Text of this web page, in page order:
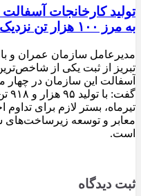
تولید کارخانجات
به مرز ۱۰۰ هزار تن نزدیک شد
مدیرعامل سازمان عمران و
تبریز از ثبت یکی از
تیرماه، بستر لازم برای
معابر و توسعه
است.
ثبت دیدگاه